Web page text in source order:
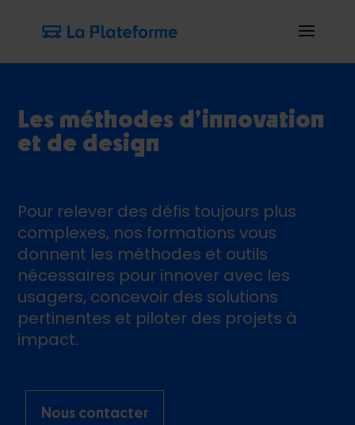
Les méthodes d’innovation
et de design
Pour relever des défis toujours plus
complexes, nos formations vous
donnent les méthodes et outils
nécessaires pour innover avec les
usagers, concevoir des solutions
pertinentes et piloter des projets à
impact.
Nous contacter